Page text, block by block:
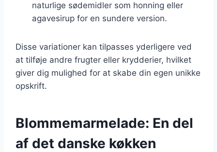
naturlige sødemidler som honning eller
agavesirup for en sundere version.
Disse variationer kan tilpasses yderligere ved
at tilføje andre frugter eller krydderier, hvilket
giver dig mulighed for at skabe din egen unikke
opskrift.
Blommemarmelade: En del
af det danske køkken